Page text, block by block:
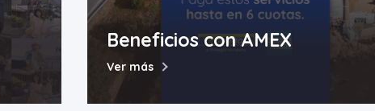
Beneficios con AMEX
Ver más